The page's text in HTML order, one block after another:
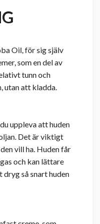
Oil, för sig själv
som en del av
tunn och
utan att kladda.
uppleva att huden
Det är viktigt
vill ha. Huden får
och kan lättare
så snart huden